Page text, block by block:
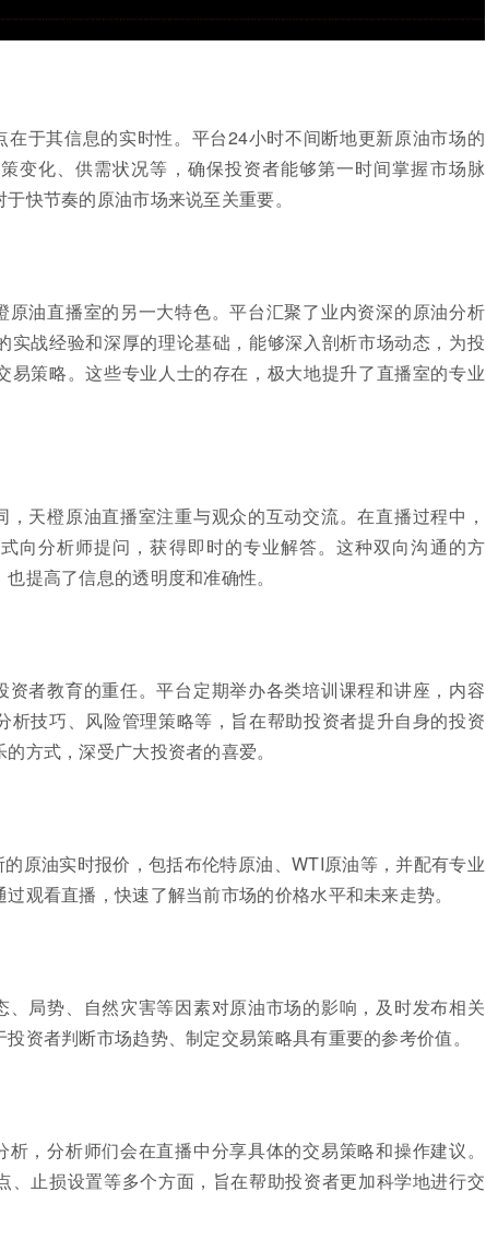
在于其信息的实时性。平台24小时不间断地更新原油市场的
变化、供需状况等，确保投资者能够第一时间掌握市场脉
快节奏的原油市场来说至关重要。
原油直播室的另一大特色。平台汇聚了业内资深的原油分析
实战经验和深厚的理论基础，能够深入剖析市场动态，为投
易策略。这些专业人士的存在，极大地提升了直播室的专业
天橙原油直播室注重与观众的互动交流。在直播过程中，
向分析师提问，获得即时的专业解答。这种双向沟通的方
提高了信息的透明度和准确性。
资者教育的重任。平台定期举办各类培训课程和讲座，内容
析技巧、风险管理策略等，旨在帮助投资者提升自身的投资
方式，深受广大投资者的喜爱。
原油实时报价，包括布伦特原油、WTI原油等，并配有专业
观看直播，快速了解当前市场的价格水平和未来走势。
、局势、自然灾害等因素对原油市场的影响，及时发布相关
资者判断市场趋势、制定交易策略具有重要的参考价值。
，分析师们会在直播中分享具体的交易策略和操作建议。
、止损设置等多个方面，旨在帮助投资者更加科学地进行交